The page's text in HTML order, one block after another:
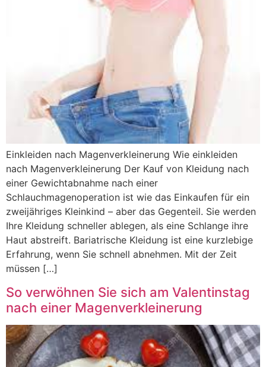
Einkleiden nach Magenverkleinerung Wie einkleiden
nach Magenverkleinerung Der Kauf von Kleidung nach
einer Gewichtabnahme nach einer
Schlauchmagenoperation ist wie das Einkaufen für ein
zweijähriges Kleinkind – aber das Gegenteil. Sie werden
Ihre Kleidung schneller ablegen, als eine Schlange ihre
Haut abstreift. Bariatrische Kleidung ist eine kurzlebige
Erfahrung, wenn Sie schnell abnehmen. Mit der Zeit
müssen […]
So verwöhnen Sie sich am Valentinstag
nach einer Magenverkleinerung